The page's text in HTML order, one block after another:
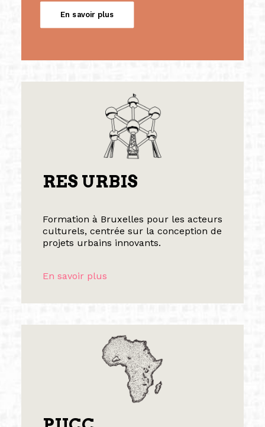
En savoir plus
RES URBIS
Formation à Bruxelles pour les acteurs
culturels, centrée sur la conception de
projets urbains innovants.
En savoir plus